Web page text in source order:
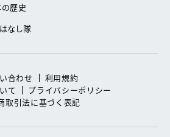
歴史
なし隊
合わせ
利用規約
て
プライバシーポリシー
取引法に基づく表記